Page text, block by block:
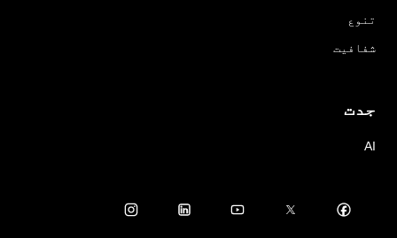
تنوع
شفافیت
جدت
AI